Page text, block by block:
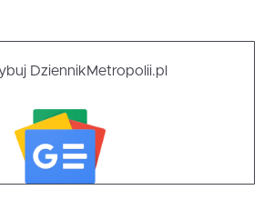
DziennikMetropolii.pl